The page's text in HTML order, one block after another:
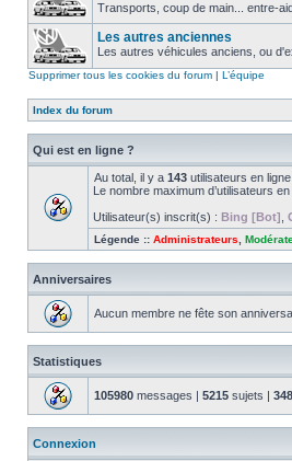
Transports, coup de main... entre-
Les autres anciennes
Les autres véhicules anciens, ou
Supprimer tous les cookies du forum | L’équipe
Index du forum
Qui est en ligne ?
Au total, il y a 143 utilisateurs en
Le nombre maximum d’utilisateurs
Utilisateur(s) inscrit(s) : Bing [Bot]
Légende :: Administrateurs
Anniversaires
Aucun membre ne fête son
Statistiques
105980 messages | 5215 sujets | 348
Connexion